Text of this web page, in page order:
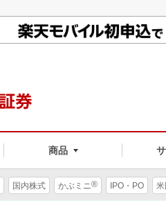
商品
国内株式 かぶミニ® IPO・PO